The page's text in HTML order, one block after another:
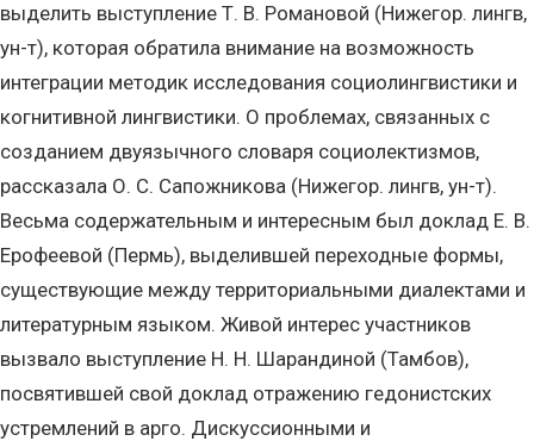
выделить выступление Т. В. Романовой (Нижегор. лингв,
ун-т), которая обратила внимание на возможность
интеграции методик исследования социолингвистики и
когнитивной лингвистики. О проблемах, связанных с
созданием двуязычного словаря социолектизмов,
рассказала О. С. Сапожникова (Нижегор. лингв, ун-т).
Весьма содержательным и интересным был доклад Е. В.
Ерофеевой (Пермь), выделившей переходные формы,
существующие между территориальными диалектами и
литературным языком. Живой интерес участников
вызвало выступление Н. Н. Шарандиной (Тамбов),
посвятившей свой доклад отражению гедонистских
устремлений в арго. Дискуссионными и